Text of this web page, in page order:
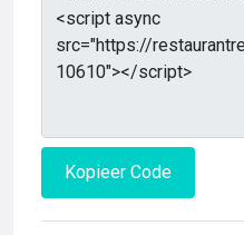
Kopieer Code